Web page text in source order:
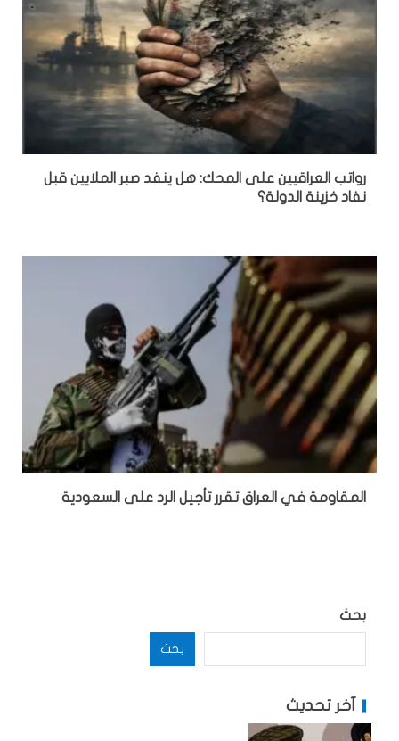
رواتب العراقيين على المحك: هل ينفد صبر الملايين قبل
نفاد خزينة الدولة؟
المقاومة في العراق تقرر تأجيل الرد على السعودية
بحث
بحث
آخر تحديث